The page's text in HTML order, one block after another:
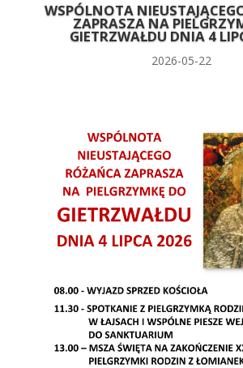
WSPÓLNOTA
ZAPRASZA NA
GIETRZWAŁDU DNIA 4
2026-05-22